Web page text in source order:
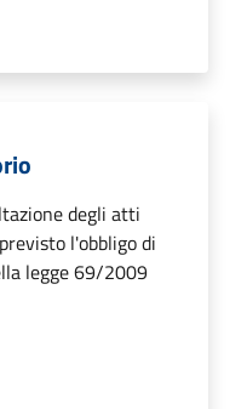
degli atti
l'obbligo di
legge 69/2009